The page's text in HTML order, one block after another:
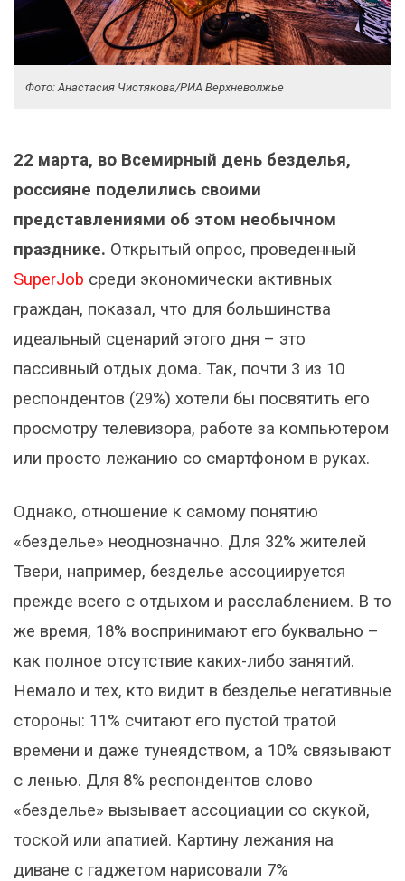
Фото: Анастасия Чистякова/РИА Верхневолжье
22 марта, во Всемирный день безделья,
россияне поделились своими
представлениями об этом необычном
празднике. Открытый опрос, проведенный
SuperJob среди экономически активных
граждан, показал, что для большинства
идеальный сценарий этого дня – это
пассивный отдых дома. Так, почти 3 из 10
респондентов (29%) хотели бы посвятить его
просмотру телевизора, работе за компьютером
или просто лежанию со смартфоном в руках.
Однако, отношение к самому понятию
«безделье» неоднозначно. Для 32% жителей
Твери, например, безделье ассоциируется
прежде всего с отдыхом и расслаблением. В то
же время, 18% воспринимают его буквально –
как полное отсутствие каких-либо занятий.
Немало и тех, кто видит в безделье негативные
стороны: 11% считают его пустой тратой
времени и даже тунеядством, а 10% связывают
с ленью. Для 8% респондентов слово
«безделье» вызывает ассоциации со скукой,
тоской или апатией. Картину лежания на
диване с гаджетом нарисовали 7%